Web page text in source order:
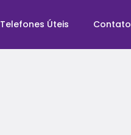
Telefones Úteis Contato